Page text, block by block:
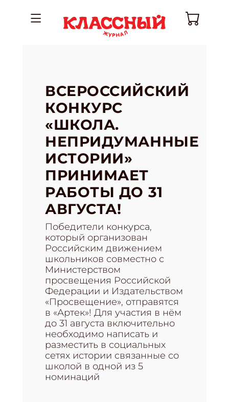
ВСЕРОССИЙСКИЙ
КОНКУРС
«ШКОЛА.
НЕПРИДУМАННЫЕ
ИСТОРИИ»
ПРИНИМАЕТ
РАБОТЫ ДО 31
АВГУСТА!
Победители конкурса,
который организован
Российским движением
школьников совместно с
Министерством
просвещения Российской
Федерации и Издательством
«Просвещение», отправятся
в «Артек»! Для участия в нём
до 31 августа включительно
необходимо написать и
разместить в социальных
сетях истории связанные со
школой в одной из 5
номинаций